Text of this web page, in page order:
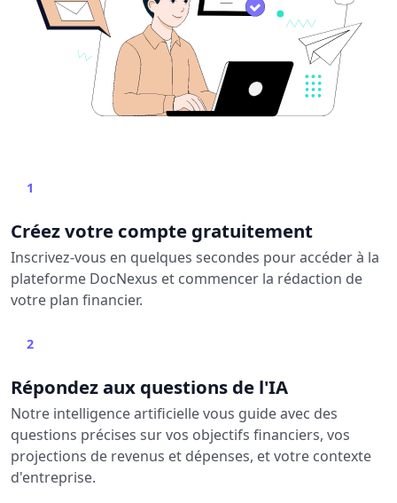
1
Créez votre compte gratuitement
Inscrivez-vous en quelques secondes pour accéder à la
plateforme DocNexus et commencer la rédaction de
votre plan financier.
2
Répondez aux questions de l'IA
Notre intelligence artificielle vous guide avec des
questions précises sur vos objectifs financiers, vos
projections de revenus et dépenses, et votre contexte
d'entreprise.